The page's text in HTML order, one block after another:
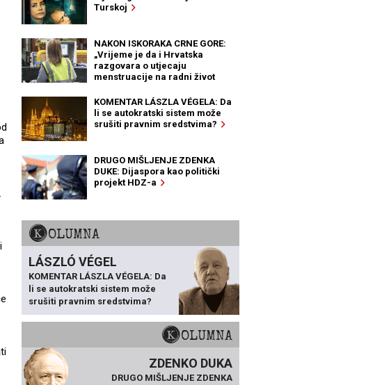
Turskoj
NAKON ISKORAKA CRNE GORE:
„Vrijeme je da i Hrvatska
razgovara o utjecaju
menstruacije na radni život
KOMENTAR LÁSZLA VÉGELA: Da
li se autokratski sistem može
srušiti pravnim sredstvima?
DRUGO MIŠLJENJE ZDENKA
DUKE: Dijaspora kao politički
projekt HDZ-a
KOLUMNA
LÁSZLÓ VÉGEL
KOMENTAR LÁSZLA VÉGELA: Da
li se autokratski sistem može
srušiti pravnim sredstvima?
KOLUMNA
ZDENKO DUKA
DRUGO MIŠLJENJE ZDENKA